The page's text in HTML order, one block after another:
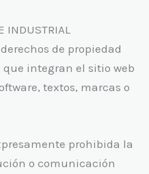
INDUSTRIAL
de propiedad
integran el sitio web
textos, marcas o
prohibida la
o comunicación